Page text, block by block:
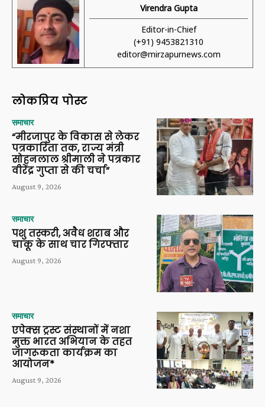
Virendra Gupta
Editor-in-Chief
(+91) 9453821310
editor@mirzapurnews.com
लोकप्रिय पोस्ट
समाचार
“मीरजापुर के विकास से लेकर
पत्रकारिता तक, राज्य मंत्री
सोहनलाल श्रीमाली ने पत्रकार
वीरेंद्र गुप्ता से की चर्चा”
August 9, 2026
समाचार
पशु तस्करी, अवैध शराब और
चाकू के साथ चार गिरफ्तार
August 9, 2026
समाचार
एपेक्स ट्रस्ट संस्थानों में नशा
मुक्त भारत अभियान के तहत
जागरूकता कार्यक्रम का
आयोजन*
August 9, 2026